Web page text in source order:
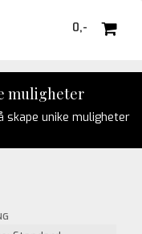
0,-
muligheter
skape unike muligheter